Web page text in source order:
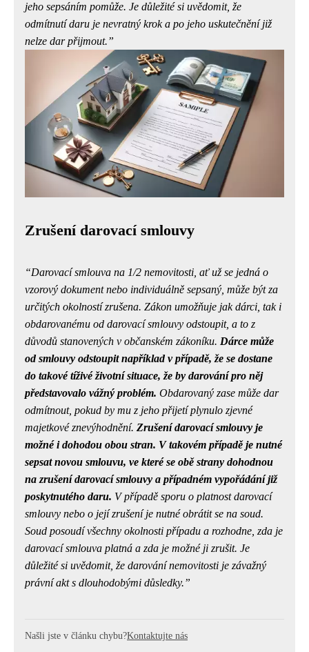
jeho sepsáním pomůže. Je důležité si uvědomit, že
odmítnutí daru je nevratný kroka po jeho uskutečnění již
nelze dar přijmout.
Zrušení darovací smlouvy
Darovací smlouva na 1/2 nemovitosti, ať už se jedná o
vzorový dokument nebo individuálně sepsaný, může být za
určitých okolností zrušena. Zákon umožňuje jak dárci, tak i
obdarovanému od darovací smlouvy odstoupit, a to z
důvodů stanovených v občanském zákoníku. Dárce může
od smlouvy odstoupit například v případě, že se dostane
do takové tíživé životní situace, že by darování pro něj
představovalo vážný problém. Obdarovaný zase může dar
odmítnout, pokud by mu z jeho přijetí plynulo zjevné
majetkové znevýhodnění. Zrušení darovací smlouvy je
možné i dohodou obou stran. V takovém případě je nutné
sepsat novou smlouvu, ve které se obě strany dohodnou
na zrušení darovací smlouvy a případném vypořádání již
poskytnutého daru. V případě sporu o platnost darovací
smlouvy nebo o její zrušení je nutné obrátit se na soud.
Soud posoudí všechny okolnosti případu a rozhodne, zda je
darovací smlouva platná a zda je možné ji zrušit. Je
důležité si uvědomit, že darování nemovitosti je závažný
právní akt s dlouhodobými důsledky.
Našli jste v článku chybu?Kontaktujte nás